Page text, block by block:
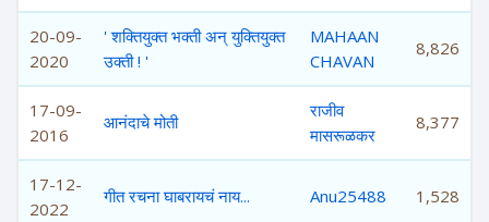
20-09-
2020
' शक्तियुक्त भक्ती अन् युक्तियुक्त
उक्ती ! '
MAHAAN
CHAVAN
8,826
17-09-
2016
आनंदाचे मोती
राजीव
मासरूळकर
8,377
17-12-
2022
गीत रचना घाबरायचं नाय... Anu25488 1,528